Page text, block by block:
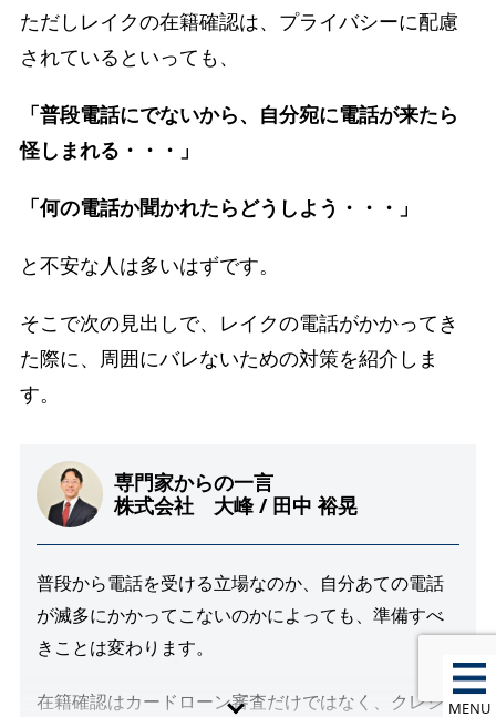
MENU
ただしレイクの在籍確認は、プライバシーに配慮
されているといっても、
「普段電話にでないから、自分宛に電話が来たら
怪しまれる・・・」
「何の電話か聞かれたらどうしよう・・・」
と不安な人は多いはずです。
そこで次の見出しで、レイクの電話がかかってき
た際に、周囲にバレないための対策を紹介しま
す。
専門家からの一言
株式会社 大峰 / 田中 裕晃
普段から電話を受ける立場なのか、自分あての電話
が滅多にかかってこないのかによっても、準備すべ
きことは変わります。
在籍確認はカードローン審査だけではなく、クレジ